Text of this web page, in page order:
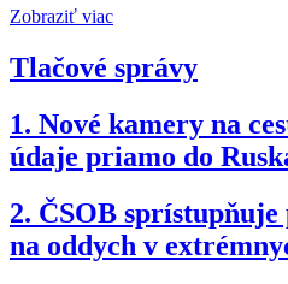
Zobraziť viac
Tlačové správy
1. Nové kamery na
údaje priamo do
2. ČSOB
na oddych v